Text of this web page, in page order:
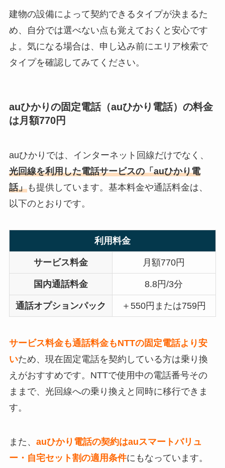
建物の設備によって契約できるタイプが決まるた
め、自分では選べない点も覚えておくと安心です
よ。気になる場合は、申し込み前にエリア検索で
タイプを確認してみてください。
auひかりの固定電話（auひかり電話）の料金
は月額770円
auひかりでは、インターネット回線だけでなく、
光回線を利用した電話サービスの「auひかり電
話」も提供しています。基本料金や通話料金は、
以下のとおりです。
利用料金
サービス料金 月額770円
国内通話料金 8.8円/3分
通話オプションパック ＋550円または759円
サービス料金も通話料金もNTTの固定電話より安
いため、現在固定電話を契約している方は乗り換
えがおすすめです。NTTで使用中の電話番号その
ままで、光回線への乗り換えと同時に移行できま
す。
また、 auひかり電話の契約はauスマートバリュ
ー・自宅セット割の適用条件にもなっています。